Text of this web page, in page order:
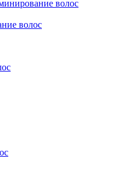
волос
волос